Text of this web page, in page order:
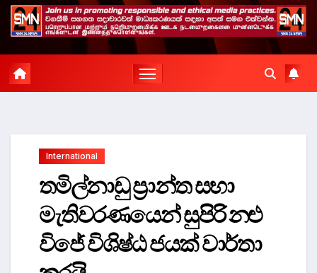
International
තමිල්නාඩු ප්‍රාන්ත සභා
මැතිවරණයෙන් සුපිරි නළු
විජේ විශිෂ්ඨ ජ‍යක් වාර්තා